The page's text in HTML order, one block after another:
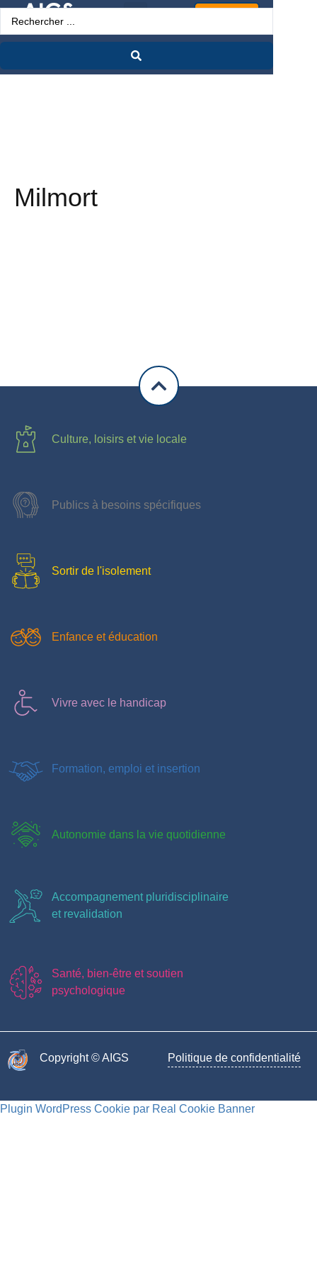
Milmort
Culture, loisirs et vie locale
Publics à besoins spécifiques
Sortir de l'isolement
Enfance et éducation
Vivre avec le handicap
Formation, emploi et insertion
Autonomie dans la vie quotidienne
Accompagnement pluridisciplinaire
et revalidation
Santé, bien-être et soutien
psychologique
Copyright © AIGS​ Politique de confidentialité
Plugin WordPress Cookie par Real Cookie Banner